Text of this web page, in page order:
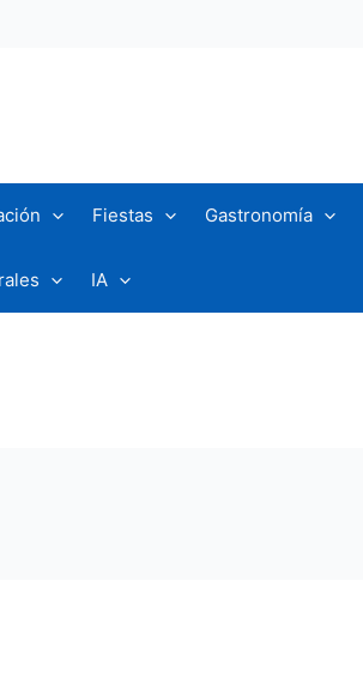
Fiestas Gastronomía
IA